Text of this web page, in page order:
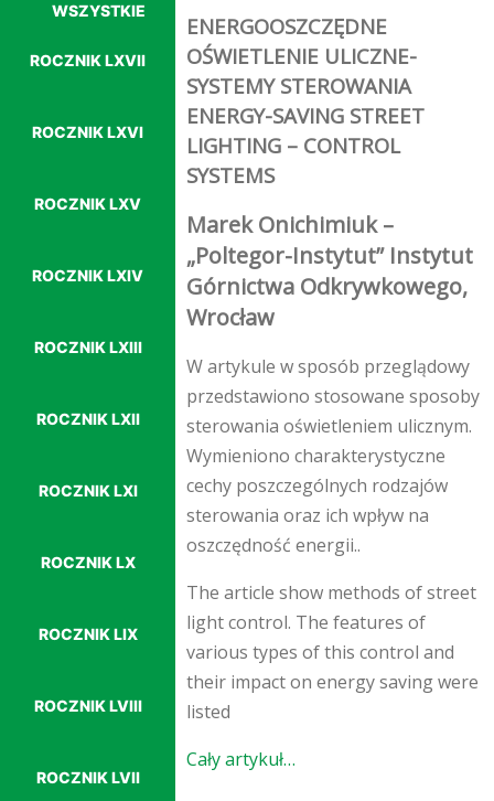
WSZYSTKIE
ROCZNIK LXVII
ROCZNIK LXVI
ROCZNIK LXV
ROCZNIK LXIV
ROCZNIK LXIII
ROCZNIK LXII
ROCZNIK LXI
ROCZNIK LX
ROCZNIK LIX
ROCZNIK LVIII
ROCZNIK LVII
ENERGOOSZCZĘDNE
OŚWIETLENIE ULICZNE-
SYSTEMY STEROWANIA
ENERGY-SAVING STREET
LIGHTING – CONTROL
SYSTEMS
Marek Onichimiuk –
„Poltegor-Instytut” Instytut
Górnictwa Odkrywkowego,
Wrocław
W artykule w sposób przeglądowy
przedstawiono stosowane sposoby
sterowania oświetleniem ulicznym.
Wymieniono charakterystyczne
cechy poszczególnych rodzajów
sterowania oraz ich wpływ na
oszczędność energii..
The article show methods of street
light control. The features of
various types of this control and
their impact on energy saving were
listed
Cały artykuł…